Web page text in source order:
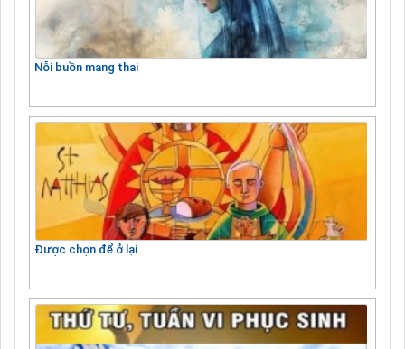
Nỗi buồn mang thai
Được chọn để ở lại